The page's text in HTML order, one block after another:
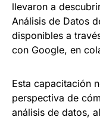
llevaron a
Análisis de Datos
disponibles a
con Google, en
Esta capacitación
perspectiva de
análisis de datos,